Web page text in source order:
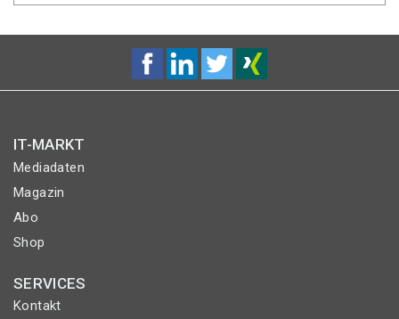
IT-MARKT
Mediadaten
Magazin
Abo
Shop
SERVICES
Kontakt